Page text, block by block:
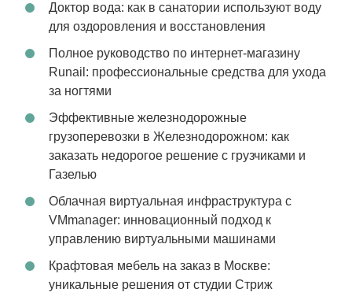
Доктор вода: как в санатории используют воду
для оздоровления и восстановления
Полное руководство по интернет-магазину
Runail: профессиональные средства для ухода
за ногтями
Эффективные железнодорожные
грузоперевозки в Железнодорожном: как
заказать недорогое решение с грузчиками и
Газелью
Облачная виртуальная инфраструктура с
VMmanager: инновационный подход к
управлению виртуальными машинами
Крафтовая мебель на заказ в Москве:
уникальные решения от студии Стриж